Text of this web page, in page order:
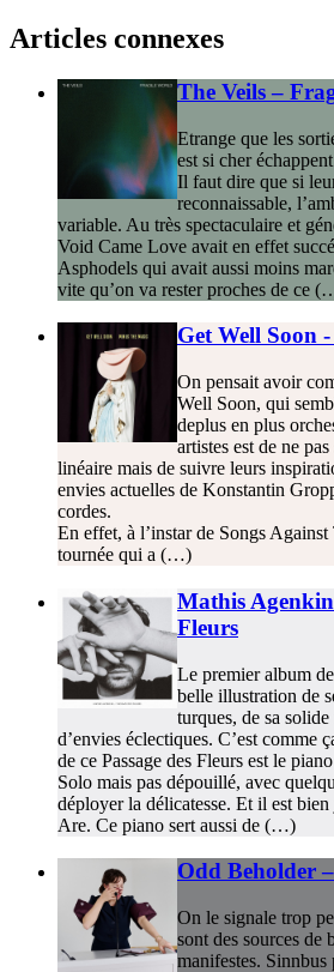
Articles connexes
The Veils –
Etrange que les
est si cher
Il faut dire que si
reconnaissable,
variable. Au très spectaculaire et
Void Came Love avait en effet
Asphodels qui avait aussi moins
vite qu’on va rester proches de ce
Get Well Soon
On pensait avoir
Well Soon, qui
deplus en plus
artistes est de ne
linéaire mais de suivre leurs
envies actuelles de Konstantin
cordes.
En effet, à l’instar de Songs
tournée qui a (…)
Mathis Agenkin
Fleurs
Le premier album
belle illustration de
turques, de sa
d’envies éclectiques. C’est comme
de ce Passage des Fleurs est le
Solo mais pas dépouillé, avec
déployer la délicatesse. Et il est
Are. Ce piano sert aussi de (…)
Odd Beholder
On le signale trop
sont des sources de
manifestes. Sinnbus